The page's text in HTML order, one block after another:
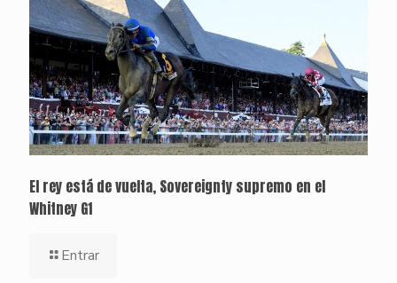
El rey está de vuelta, Sovereignty supremo en el
Whitney G1
Entrar